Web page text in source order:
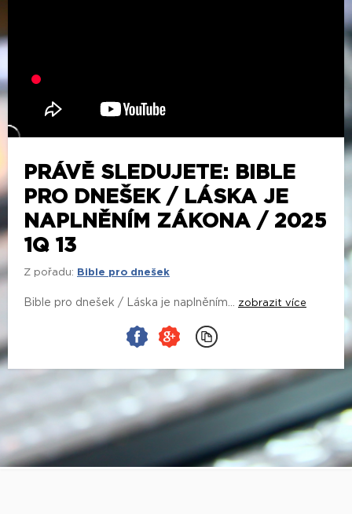
PRÁVĚ SLEDUJETE: BIBLE
PRO DNEŠEK / LÁSKA JE
NAPLNĚNÍM ZÁKONA / 2025
1Q 13
Z pořadu: Bible pro dnešek
Bible pro dnešek / Láska je naplněním... zobrazit více